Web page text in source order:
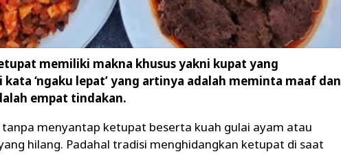
memiliki makna khusus yakni kupat yang
‘ngaku lepat’ yang artinya adalah meminta maaf dan
empat tindakan.
menyantap ketupat beserta kuah gulai ayam atau
hilang. Padahal tradisi menghidangkan ketupat di saat